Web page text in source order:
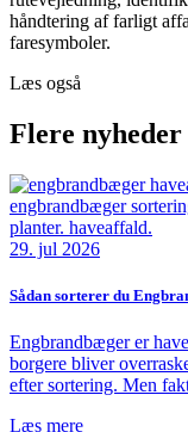
håndtering af farligt
faresymboler.
Læs også
Flere
29. jul 2026
Sådan sorterer du
Engbrandbæger er
borgere bliver
efter sortering. Men
Læs mere